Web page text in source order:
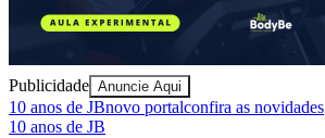
Publicidade Anuncie Aqui
10 anos de JBnovo portalconfira as novidades
10 anos de JB